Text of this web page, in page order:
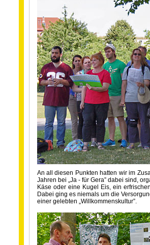
An all diesen Punkten hatten wir im
Jahren bei „Ja - für Gera” dabei sind,
Käse oder eine Kugel Eis, ein
Dabei ging es niemals um die
einer gelebten „Willkommenskultur”.